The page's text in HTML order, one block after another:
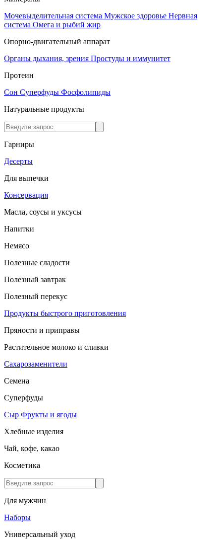
Мочевыделительная система Мужское здоровье Нервная
система Омега и рыбий жир
Опорно-двигательный аппарат
Органы дыхания, зрения Простуды и иммунитет
Протеин
Сон Суперфуды Фосфолипиды
Натуральные продукты
Гарниры
Десерты
Для выпечки
Консервация
Масла, соусы и уксусы
Напитки
Немясо
Полезные сладости
Полезный завтрак
Полезный перекус
Продукты быстрого приготовления
Пряности и приправы
Растительное молоко и сливки
Сахарозаменители
Семена
Суперфуды
Сыр Фрукты и ягоды
Хлебные изделия
Чай, кофе, какао
Косметика
Для мужчин
Наборы
Универсальный уход